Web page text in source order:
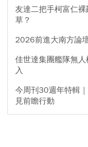
友達二把手柯富仁
草？
2026前進大南方論
佳世達集團艦隊無
入
今周刊30週年特輯
見前瞻行動